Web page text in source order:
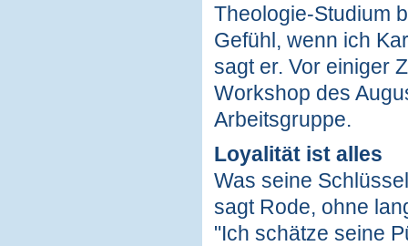
Theologie-Studium
Gefühl, wenn ich
sagt er. Vor einiger
Workshop des
Arbeitsgruppe.
Loyalität ist alles
Was seine
sagt Rode, ohne
"Ich schätze seine